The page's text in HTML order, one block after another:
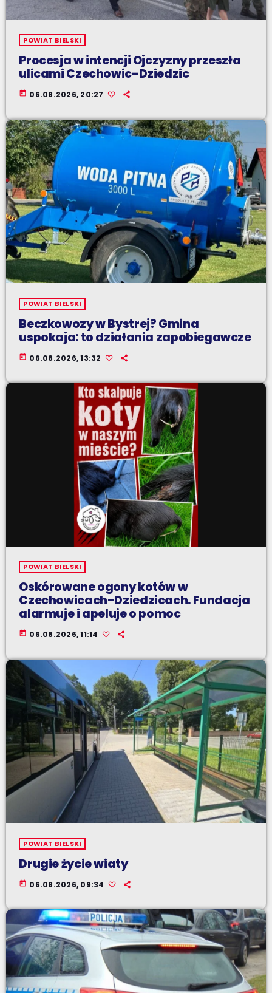
POWIAT BIELSKI
Procesja w intencji Ojczyzny przeszła
ulicami Czechowic-Dziedzic
today 06.08.2026, 20:27
POWIAT BIELSKI
Beczkowozy w Bystrej? Gmina
uspokaja: to działania zapobiegawcze
today 06.08.2026, 13:32
POWIAT BIELSKI
Oskórowane ogony kotów w
Czechowicach-Dziedzicach. Fundacja
alarmuje i apeluje o pomoc
today 06.08.2026, 11:14
POWIAT BIELSKI
Drugie życie wiaty
today 06.08.2026, 09:34